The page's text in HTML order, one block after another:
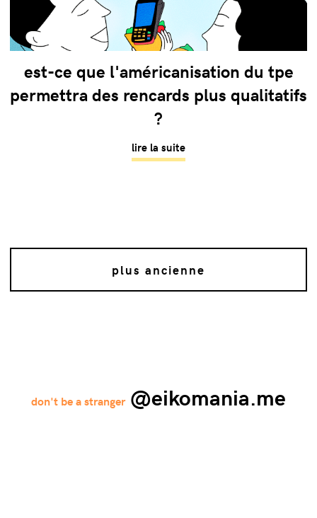
est-ce que l'américanisation du tpe
permettra des rencards plus qualitatifs
?
lire la suite
plus ancienne
@eikomania.me